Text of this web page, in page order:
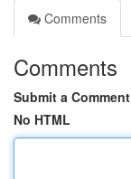
Comments
Comments
Submit a Comment
No HTML